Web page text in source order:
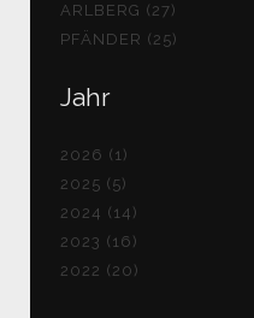
ARLBERG (27)
PFÄNDER (25)
Jahr
2026 (1)
2025 (5)
2024 (14)
2023 (16)
2022 (20)